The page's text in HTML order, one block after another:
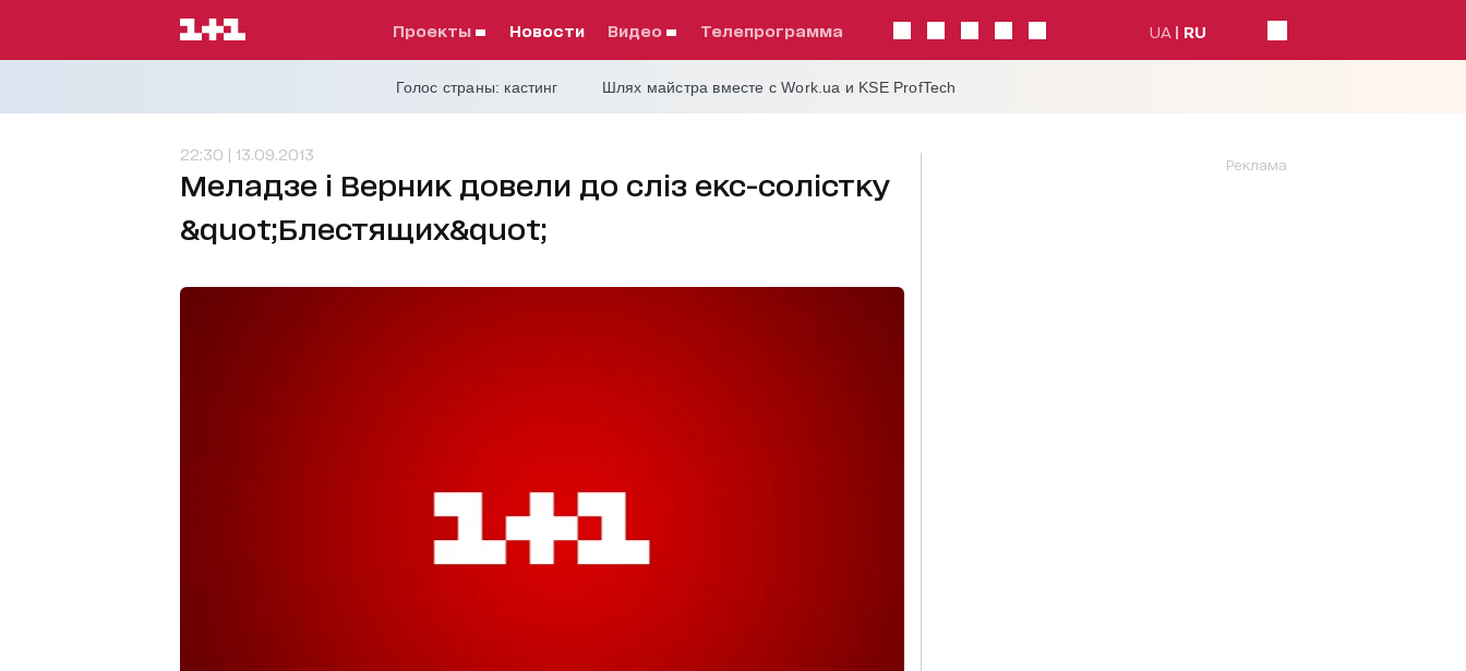
проекты Новости видео телепрограмма UA RU
Голос страны: кастинг Шлях майстра вместе с Work.ua и KSE ProfTech
22:30 | 13.09.2013
Меладзе і Верник довели до сліз екс-солістку
&quot;Блестящих&quot;
Реклама